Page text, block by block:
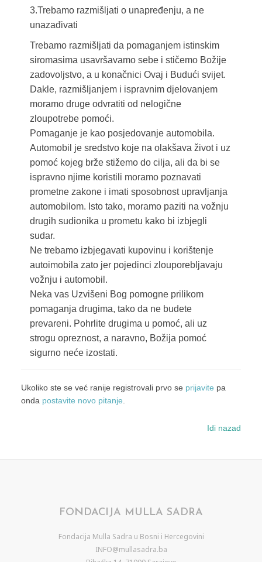
3.Trebamo razmišljati o unapređenju, a ne
unazađivati
Trebamo razmišljati da pomaganjem istinskim
siromasima usavršavamo sebe i stičemo Božije
zadovoljstvo, a u konačnici Ovaj i Budući svijet.
Dakle, razmišljanjem i ispravnim djelovanjem
moramo druge odvratiti od nelogične
zloupotrebe pomoći.
Pomaganje je kao posjedovanje automobila.
Automobil je sredstvo koje na olakšava život i uz
pomoć kojeg brže stižemo do cilja, ali da bi se
ispravno njime koristili moramo poznavati
prometne zakone i imati sposobnost upravljanja
automobilom. Isto tako, moramo paziti na vožnju
drugih sudionika u prometu kako bi izbjegli
sudar.
Ne trebamo izbjegavati kupovinu i korištenje
autoimobila zato jer pojedinci zlouporebljavaju
vožnju i automobil.
Neka vas Uzvišeni Bog pomogne prilikom
pomaganja drugima, tako da ne budete
prevareni. Pohrlite drugima u pomoć, ali uz
strogu opreznost, a naravno, Božija pomoć
sigurno neće izostati.
Ukoliko ste se već ranije registrovali prvo se prijavite pa
onda postavite novo pitanje.
Idi nazad
FONDACIJA MULLA SADRA
Fondacija Mulla Sadra u Bosni i Hercegovini
INFO@mullasadra.ba